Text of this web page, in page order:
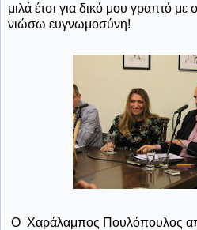
μιλά έτσι για δικό μου γραπτό με
νιώσω ευγνωμοσύνη!
Ο Χαράλαμπος Πουλόπουλος